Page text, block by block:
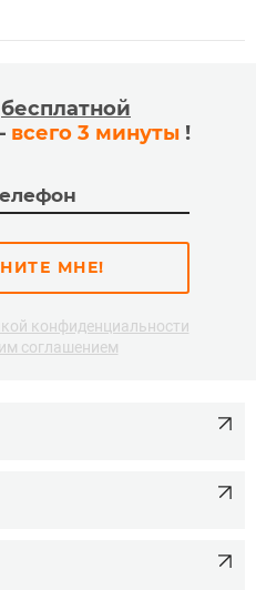
бесплатной
всего 3 минуты!
МНЕ!
конфиденциальности
соглашением